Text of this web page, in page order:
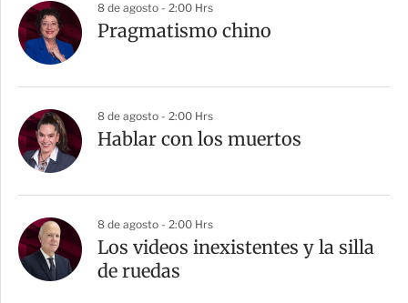
8 de agosto - 2:00 Hrs
Pragmatismo chino
8 de agosto - 2:00 Hrs
Hablar con los muertos
8 de agosto - 2:00 Hrs
Los videos inexistentes y la silla
de ruedas